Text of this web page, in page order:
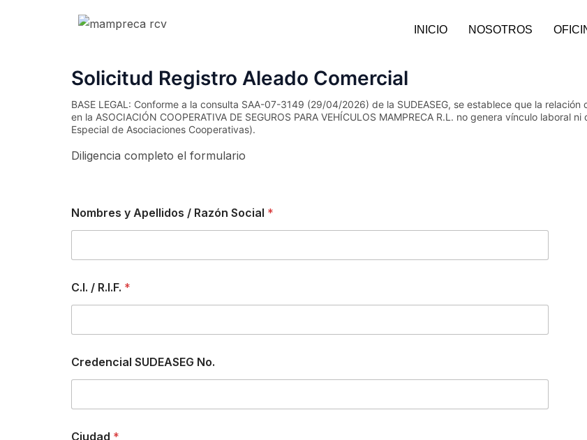
INICIO NOSOTROS
Solicitud Registro Aleado Comercial
BASE LEGAL: Conforme a la consulta SAA-07-3149 (29/04/2026) de la SUDEASEG, se establece que la
en la ASOCIACIÓN COOPERATIVA DE SEGUROS PARA VEHÍCULOS MAMPRECA R.L. no genera vínculo
Especial de Asociaciones Cooperativas).
Diligencia completo el formulario
Nombres y Apellidos / Razón Social *
C.I. / R.I.F. *
Credencial SUDEASEG No.
Ciudad *